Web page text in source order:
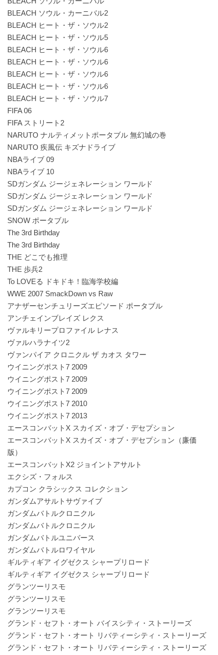
BLEACH ソウル・カーニバル2
BLEACH ヒート・ザ・ソウル2
BLEACH ヒート・ザ・ソウル5
BLEACH ヒート・ザ・ソウル6
BLEACH ヒート・ザ・ソウル6
BLEACH ヒート・ザ・ソウル6
BLEACH ヒート・ザ・ソウル6
BLEACH ヒート・ザ・ソウル7
FIFA 06
FIFA ストリート2
NARUTO ナルティメットポータブル 無幻城の巻
NARUTO 疾風伝 キズナドライブ
NBAライブ 09
NBAライブ 10
SDガンダム ジージェネレーション ワールド
SDガンダム ジージェネレーション ワールド
SDガンダム ジージェネレーション ワールド
SNOW ポータブル
The 3rd Birthday
The 3rd Birthday
THE どこでも推理
THE 歩兵2
To LOVEる ドキドキ！臨海学校編
WWE 2007 SmackDown vs Raw
アナザーセンチュリーズエピソード ポータブル
アンチェインブレイズ レクス
ヴァルキリープロファイル レナス
ヴァルハラナイツ2
ヴァンパイア クロニクル ザ カオス タワー
ウイニングポスト7 2009
ウイニングポスト7 2009
ウイニングポスト7 2009
ウイニングポスト7 2010
ウイニングポスト7 2013
エースコンバットX スカイズ・オブ・デセプション
エースコンバットX スカイズ・オブ・デセプション（廉価
版）
エースコンバットX2 ジョイントアサルト
エクシズ・フォルス
カプコン クラシックス コレクション
ガンダムアサルトサヴァイブ
ガンダムバトルクロニクル
ガンダムバトルクロニクル
ガンダムバトルユニバース
ガンダムバトルロワイヤル
ギルティギア イグゼクス シャープリロード
ギルティギア イグゼクス シャープリロード
グランツーリスモ
グランツーリスモ
グランツーリスモ
グランド・セフト・オート バイスシティ・ストーリーズ
グランド・セフト・オート リバティーシティ・ストーリーズ
グランド・セフト・オート リバティーシティ・ストーリーズ